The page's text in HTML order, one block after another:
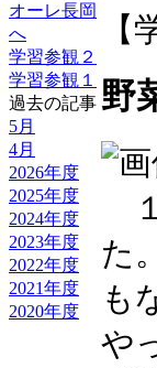
オーレ長岡
へ
学習参観２
学習参観１
過去の記事
5月
4月
2026年度
2025年度
2024年度
2023年度
2022年度
2021年度
2020年度
【
野
た
も
や